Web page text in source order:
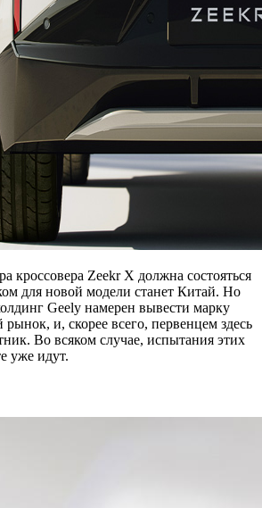
кроссовера Zeekr X должна состояться
для новой модели станет Китай. Но
Geely намерен вывести марку
и, скорее всего, первенцем здесь
Во всяком случае, испытания этих
уже идут.